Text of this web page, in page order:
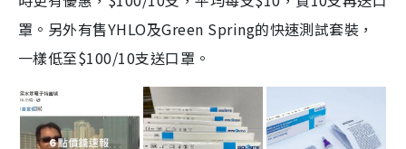
罩。另外有售YHLO及Green Spring的快速測試套裝，
一樣低至$100/10支送口罩。